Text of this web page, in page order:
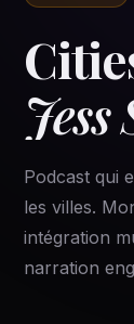
Jess
Podcast qui
les villes.
intégration
narration